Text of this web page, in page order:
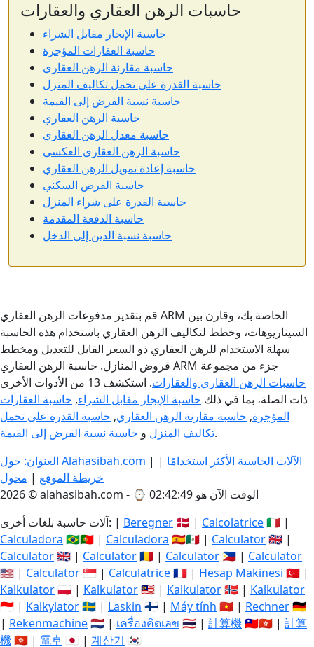
حاسبات الرهن العقاري والعقارات
حاسبة الإيجار مقابل الشراء
حاسبة العقارات المؤجرة
حاسبة مقارنة الرهن العقاري
حاسبة القدرة على تحمل تكاليف المنزل
حاسبة نسبة القرض إلى القيمة
حاسبة الرهن العقاري
حاسبة معدل الرهن العقاري
حاسبة الرهن العقاري العكسي
حاسبة إعادة تمويل الرهن العقاري
حاسبة القرض السكني
حاسبة القدرة على شراء المنزل
حاسبة الدفعة المقدمة
حاسبة نسبة الدين إلى الدخل
قم بتقدير مدفوعات الرهن العقاري ARM الخاصة بك، وقارن بين
السيناريوهات، وخطط لتكاليف الرهن العقاري باستخدام هذه الحاسبة
سهلة الاستخدام للرهن العقاري ذو السعر القابل للتعديل ومخطط
قروض المنازل. حاسبة الرهن العقاري ARM جزء من مجموعة
حاسبات الرهن العقاري والعقارات
. استكشف 13 من الأدوات الأخرى
ذات الصلة، بما في ذلك حاسبة الإيجار مقابل الشراء, حاسبة العقارات
المؤجرة, حاسبة مقارنة الرهن العقاري, حاسبة القدرة على تحمل
تكاليف المنزل و حاسبة نسبة القرض إلى القيمة
.
العنوان: حول Alahasibah.com | الآلات الحاسبة الأكثر استخدامًا |
خريطة الموقع | محول
2026 © alahasibah.com - ⌚
الوقت الآن هو 02:42:49
آلات حاسبة بلغات أخرى: | Beregner 🇩🇰 | Calcolatrice🇮🇹 |
Calculadora 🇧🇷🇵🇹 | Calculadora 🇪🇸🇲🇽 | Calculator🇬🇧 |
Calculator🇬🇧 | Calculator🇷🇴 | Calculator 🇵🇭 | Calculator
🇺🇸 | Calculator🇸🇬 | Calculatrice🇫🇷 | Hesap Makinesi 🇹🇷 |
Kalkulator🇵🇱 | Kalkulator🇲🇾 | Kalkulator🇳🇴 | Kalkulator
🇮🇩 | Kalkylator🇸🇪 | Laskin 🇫🇮 | Máy tính 🇻🇳 | Rechner🇩🇪
| Rekenmachine🇳🇱 | เครื่องคิดเลข 🇹🇭 | 計算機🇹🇼🇭🇰 | 計算
機🇭🇰 | 電卓 🇯🇵 | 계산기 🇰🇷